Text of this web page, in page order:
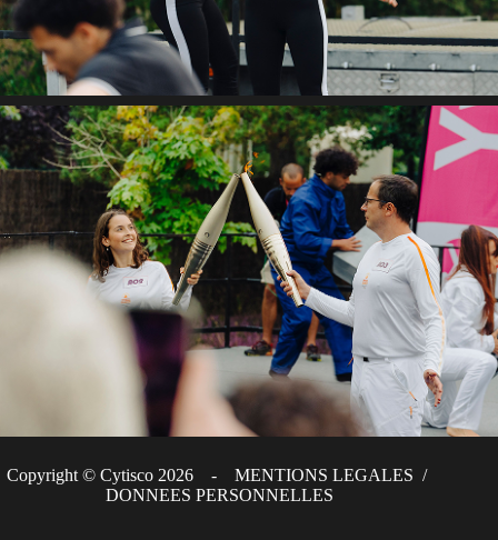
Copyright © Cytisco 2026 -MENTIONS LEGALES /
DONNEES PERSONNELLES